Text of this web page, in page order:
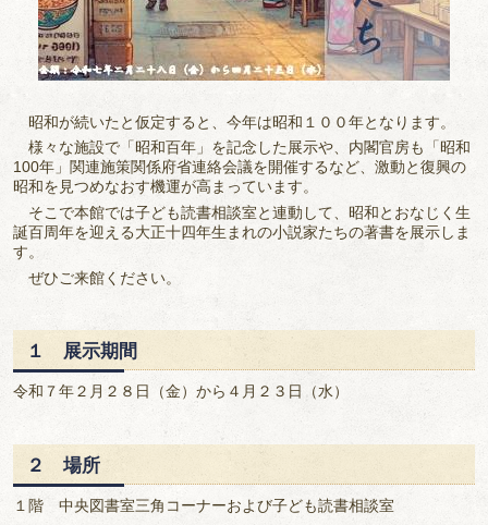
昭和が続いたと仮定すると、今年は昭和１００年となります。
様々な施設で「昭和百年」を記念した展示や、内閣官房も「昭和
100年」関連施策関係府省連絡会議を開催するなど、激動と復興の
昭和を見つめなおす機運が高まっています。
そこで本館では子ども読書相談室と連動して、昭和とおなじく生
誕百周年を迎える大正十四年生まれの小説家たちの著書を展示しま
す。
ぜひご来館ください。
１ 展示期間
令和７年２月２８日（金）から４月２３日（水）
２ 場所
１階 中央図書室三角コーナーおよび子ども読書相談室